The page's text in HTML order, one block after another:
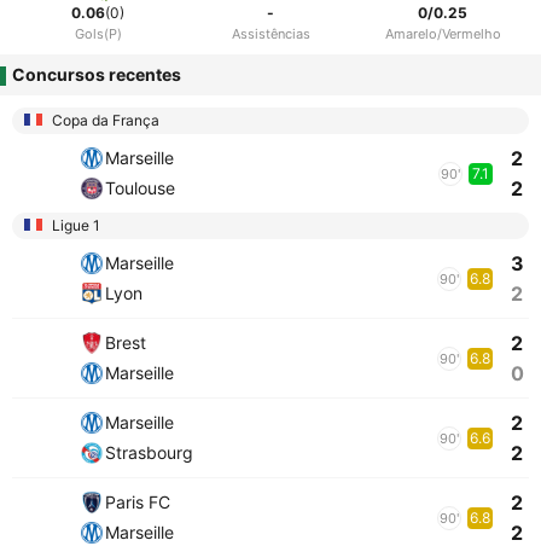
0.06(0)
Gols(P)
-
Assistências
0/0.25
Amarelo/Vermelho
Concursos recentes
Copa da França
Marseille
Toulouse
90' 7.1
2
2
Ligue 1
Marseille
Lyon
90' 6.8
3
2
Brest
Marseille
90' 6.8
2
0
Marseille
Strasbourg
90' 6.6
2
2
Paris FC
Marseille
90' 6.8
2
2